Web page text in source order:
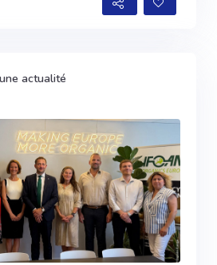
actualité